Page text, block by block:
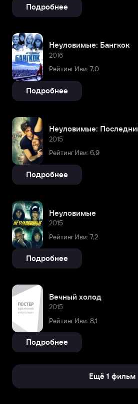
Подробнее
Неуловимые: Бангкок
2016
Рейтинг Иви: 7,0
Подробнее
Неуловимые:
2015
Рейтинг Иви: 6,9
Подробнее
Неуловимые
2015
Рейтинг Иви: 7,2
Подробнее
Вечный холод
2015
Рейтинг Иви: 8,1
Подробнее
Ещё 1 фильм